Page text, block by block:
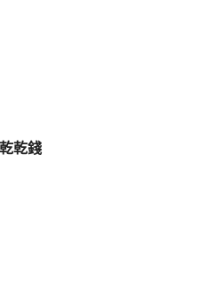
乾錢